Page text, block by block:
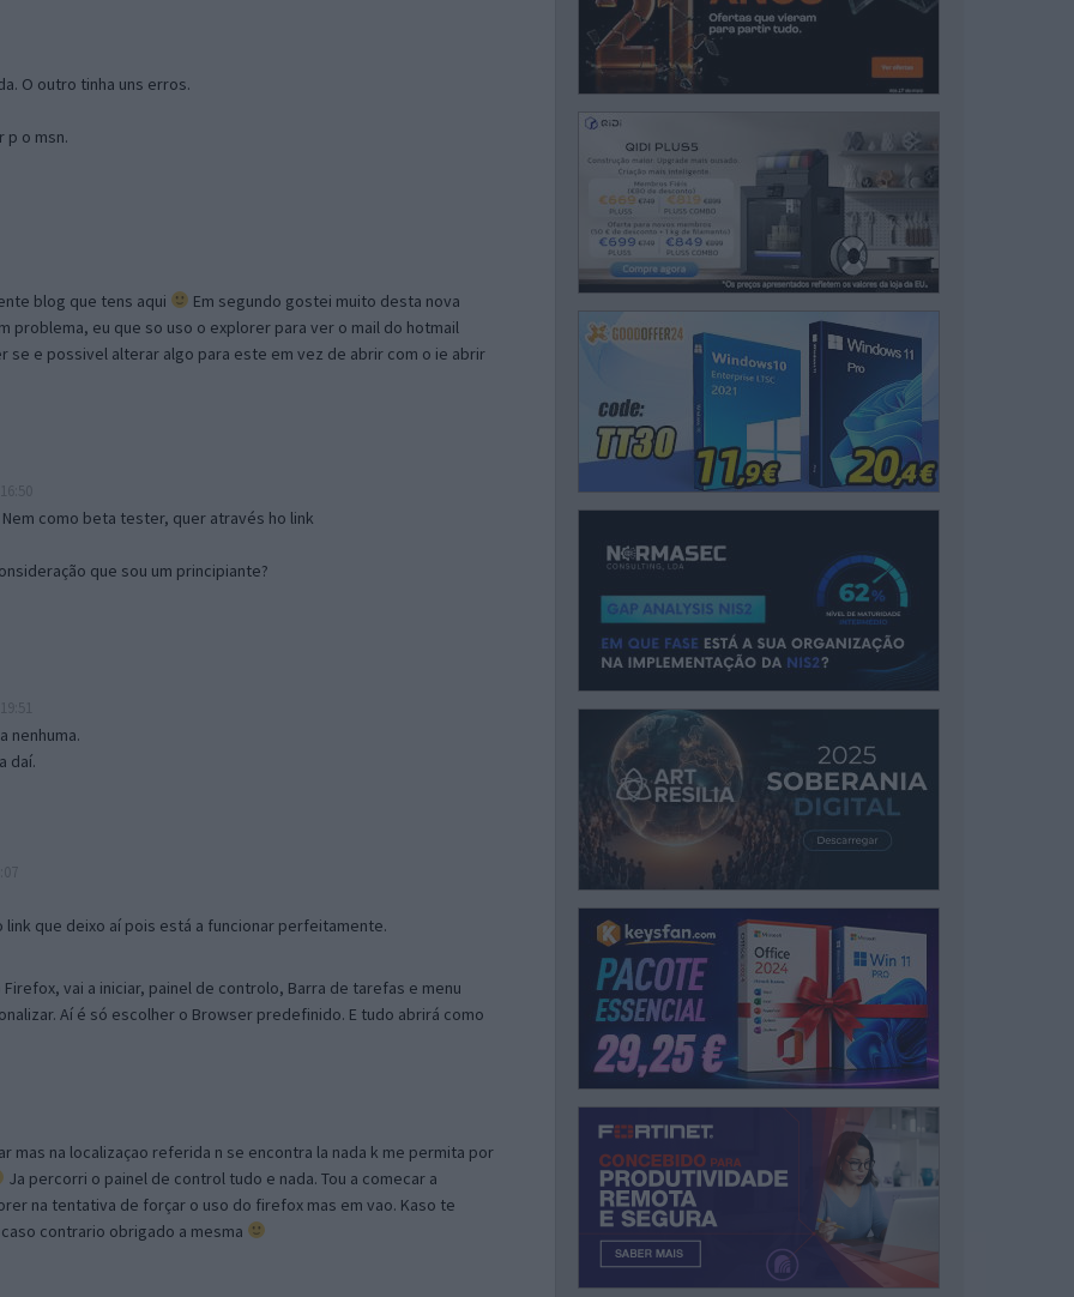
O outro tinha uns erros.
p o msn.
blog que tens aqui
Em segundo gostei muito desta nova
problema, eu que so uso o explorer para ver o mail do hotmail
se e possivel alterar algo para este em vez de abrir com o ie abrir
como beta tester, quer através ho link
que sou um principiante?
nenhuma.
daí.
que deixo aí pois está a funcionar perfeitamente.
vai a iniciar, painel de controlo, Barra de tarefas e menu
Aí é só escolher o Browser predefinido. E tudo abrirá como
mas na localizaçao referida n se encontra la nada k me permita por
Ja percorri o painel de control tudo e nada. Tou a comecar a
na tentativa de forçar o uso do firefox mas em vao. Kaso te
contrario obrigado a mesma